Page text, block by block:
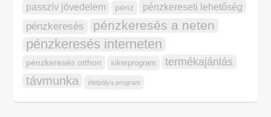
passzív jövedelem pénz pénzkereseti lehetőség
pénzkeresés pénzkeresés a neten
pénzkeresés interneten
pénzkeresés otthon sikerprogram termékajánlás
távmunka életpálya program